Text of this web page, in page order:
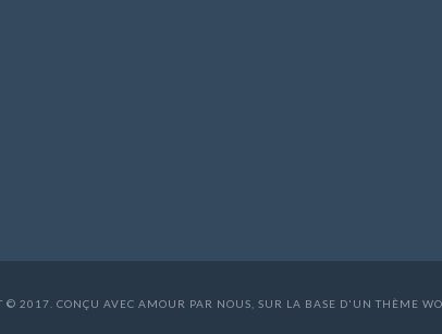
© 2017. CONÇU AVEC AMOUR PAR NOUS, SUR LA BASE D'UN THÈME